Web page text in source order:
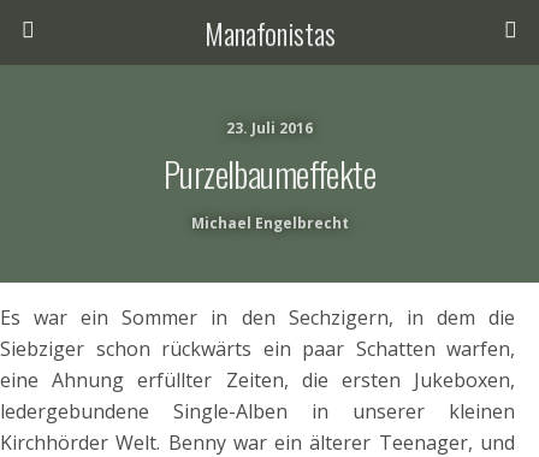
Manafonistas
23. Juli 2016
Purzelbaumeffekte
Michael Engelbrecht
Es war ein Sommer in den Sechzigern, in dem die
Siebziger schon rückwärts ein paar Schatten warfen,
eine Ahnung erfüllter Zeiten, die ersten Jukeboxen,
ledergebundene Single-Alben in unserer kleinen
Kirchhörder Welt. Benny war ein älterer Teenager, und